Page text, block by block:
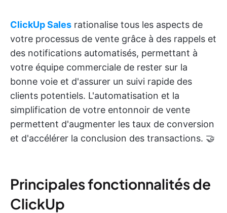
ClickUp Sales rationalise tous les aspects de
votre processus de vente grâce à des rappels et
des notifications automatisés, permettant à
votre équipe commerciale de rester sur la
bonne voie et d'assurer un suivi rapide des
clients potentiels. L'automatisation et la
simplification de votre entonnoir de vente
permettent d'augmenter les taux de conversion
et d'accélérer la conclusion des transactions. 🤝
Principales fonctionnalités de
ClickUp